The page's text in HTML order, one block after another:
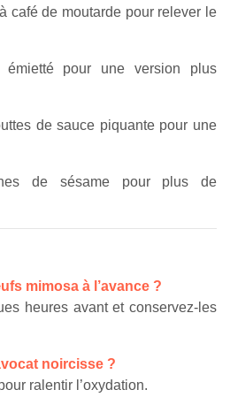
café de moutarde pour relever le
émietté pour une version plus
de sauce piquante pour une
de sésame pour plus de
mimosa à l’avance ?
heures avant et conservez-les
noircisse ?
ralentir l’oxydation.